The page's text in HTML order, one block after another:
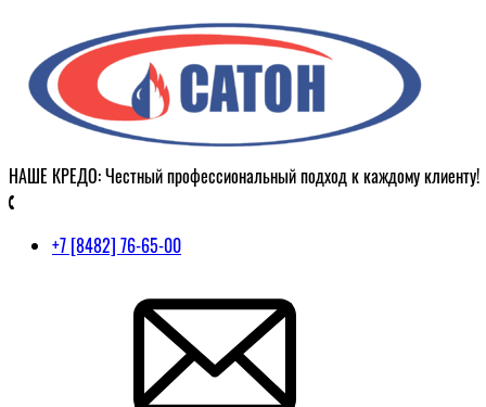
НАШЕ КРЕДО: Честный профессиональный подход к каждому клиенту!
+7 [8482] 76-65-00